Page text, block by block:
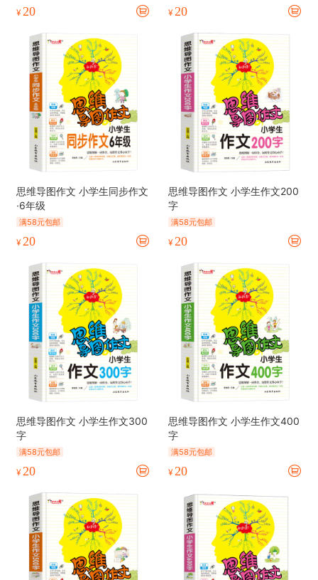
¥ 20 ¥ 20
思维导图作文 小学生同步作文
·6年级
满58元包邮
¥ 20
思维导图作文 小学生作文200
字
满58元包邮
¥ 20
思维导图作文 小学生作文300
字
满58元包邮
¥ 20
思维导图作文 小学生作文400
字
满58元包邮
¥ 20